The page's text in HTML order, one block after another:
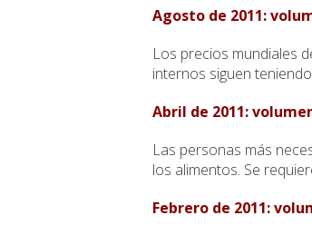
Agosto de 2011:
Los precios mundiales
internos siguen
Abril de 2011:
Las personas más
los alimentos. Se
Febrero de 2011: